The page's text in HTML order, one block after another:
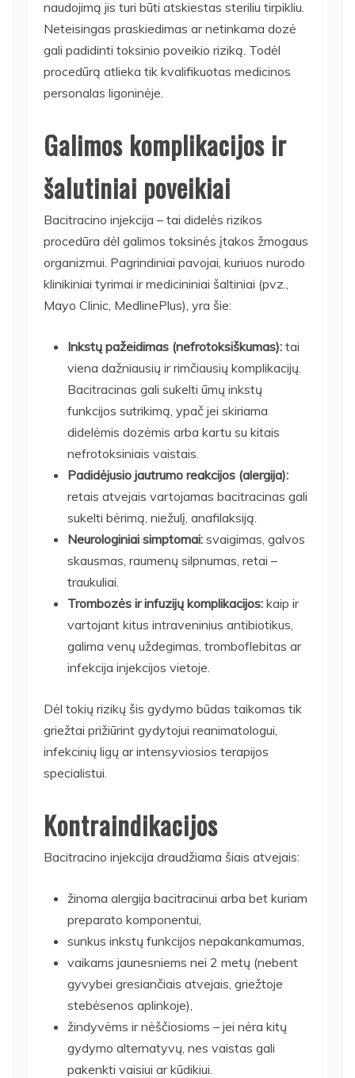
naudojimą jis turi būti atskiestas steriliu tirpikliu.
Neteisingas praskiedimas ar netinkama dozė
gali padidinti toksinio poveikio riziką. Todėl
procedūrą atlieka tik kvalifikuotas medicinos
personalas ligoninėje.
Galimos komplikacijos ir
šalutiniai poveikiai
Bacitracino injekcija – tai didelės rizikos
procedūra dėl galimos toksinės įtakos žmogaus
organizmui. Pagrindiniai pavojai, kuriuos nurodo
klinikiniai tyrimai ir medicininiai šaltiniai (pvz.,
Mayo Clinic, MedlinePlus), yra šie:
Inkstų pažeidimas (nefrotoksiškumas): tai
viena dažniausių ir rimčiausių komplikacijų.
Bacitracinas gali sukelti ūmų inkstų
funkcijos sutrikimą, ypač jei skiriama
didelėmis dozėmis arba kartu su kitais
nefrotoksiniais vaistais.
Padidėjusio jautrumo reakcijos (alergija):
retais atvejais vartojamas bacitracinas gali
sukelti bėrimą, niežulį, anafilaksiją.
Neurologiniai simptomai: svaigimas, galvos
skausmas, raumenų silpnumas, retai –
traukuliai.
Trombozės ir infuzijų komplikacijos: kaip ir
vartojant kitus intraveninius antibiotikus,
galima venų uždegimas, tromboflebitas ar
infekcija injekcijos vietoje.
Dėl tokių rizikų šis gydymo būdas taikomas tik
griežtai prižiūrint gydytojui reanimatologui,
infekcinių ligų ar intensyviosios terapijos
specialistui.
Kontraindikacijos
Bacitracino injekcija draudžiama šiais atvejais:
žinoma alergija bacitracinui arba bet kuriam
preparato komponentui,
sunkus inkstų funkcijos nepakankamumas,
vaikams jaunesniems nei 2 metų (nebent
gyvybei gresiančiais atvejais, griežtoje
stebėsenos aplinkoje),
žindyvėms ir nėščiosioms – jei nėra kitų
gydymo alternatyvų, nes vaistas gali
pakenkti vaisiui ar kūdikiui.